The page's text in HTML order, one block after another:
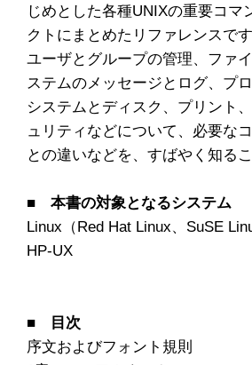
じめとした各種UNIXの重要コ
クトにまとめたリファレンスで
ユーザとグループの管理、ファ
ステムのメッセージとログ、プ
システムとディスク、プリント
ュリティなどについて、必要な
との違いなどを、すばやく知る
■ 本書の対象となるシステム
Linux（Red Hat Linux、SuSE
HP-UX
■ 目次
序文およびフォント規則